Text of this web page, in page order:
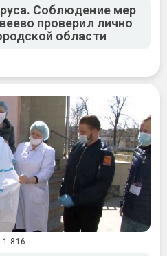
Соблюдение мер
проверил лично
области
1 816